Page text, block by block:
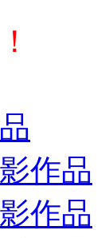
作品
作品